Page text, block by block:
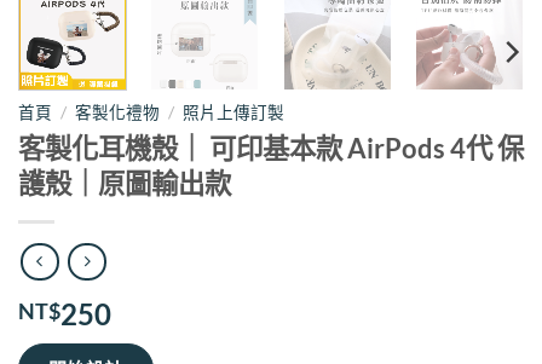
首頁 / 客製化禮物 / 照片上傳訂製
客製化耳機殼｜ 可印基本款 AirPods 4代 保
護殼｜原圖輸出款
NT$250